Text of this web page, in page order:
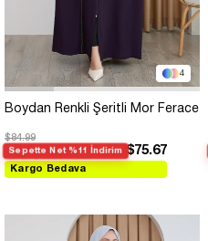
4
Boydan Renkli Şeritli Mor Ferace
$84.99
Sepette Net %11 İndirim $75.67
Kargo Bedava